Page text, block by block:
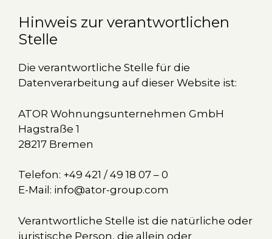
Hinweis zur verantwortlichen
Stelle
Die verantwortliche Stelle für die
Datenverarbeitung auf dieser Website ist:
ATOR Wohnungsunternehmen GmbH
Hagstraße 1
28217 Bremen
Telefon: +49 421 / 49 18 07 – 0
E-Mail: info@ator-group.com
Verantwortliche Stelle ist die natürliche oder
juristische Person, die allein oder